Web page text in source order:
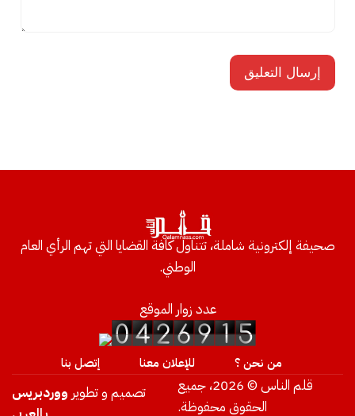
صحيفة إلكترونية شاملة، تتناول كافة القضايا التي تهم الرأي العام
الوطني.
عدد زوار الموقع
من نحن ؟ للإعلان معنا إتصل بنا
قلم الناس © 2026، جميع
الحقوق محفوظة.
تصميم و تطوير ووردبريس